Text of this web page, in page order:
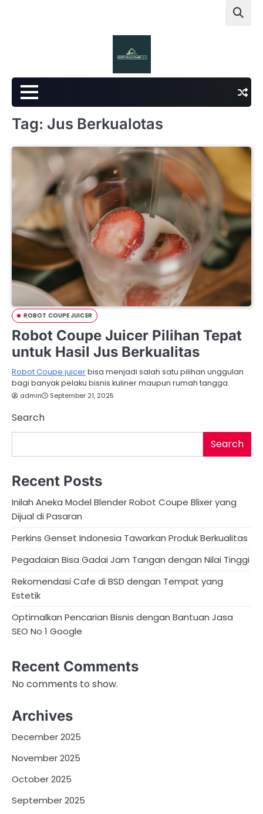
Tag: Jus Berkualotas
ROBOT COUPE JUICER
Robot Coupe Juicer Pilihan Tepat
untuk Hasil Jus Berkualitas
Robot Coupe juicerbisa menjadi salah satu pilihan unggulan
bagi banyak pelaku bisnis kuliner maupun rumah tangga.
admin September 21, 2025
Search
Search
Recent Posts
Inilah Aneka Model Blender Robot Coupe Blixer yang
Dijual di Pasaran
Perkins Genset Indonesia Tawarkan Produk Berkualitas
Pegadaian Bisa Gadai Jam Tangan dengan Nilai Tinggi
Rekomendasi Cafe di BSD dengan Tempat yang
Estetik
Optimalkan Pencarian Bisnis dengan Bantuan Jasa
SEO No 1 Google
Recent Comments
No comments to show.
Archives
December 2025
November 2025
October 2025
September 2025